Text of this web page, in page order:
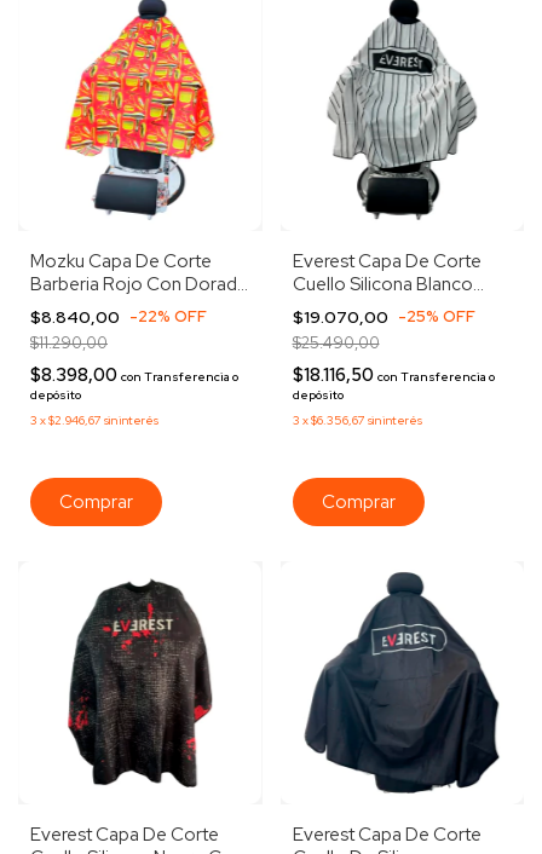
Mozku Capa De Corte
Barberia Rojo Con Dorado
Peluqueria Barberia Rojo
Con Dorado Rojo
$8.840,00 -22% OFF
$11.290,00
$8.398,00 con Transferencia o
depósito
3 x$2.946,67 sin interés
Everest Capa De Corte
Cuello Silicona Blanco
Rayas Negras Blanco
Rayas Negras Blanco
$19.070,00 -25% OFF
$25.490,00
$18.116,50 con Transferencia o
depósito
3 x$6.356,67 sin interés
Everest Capa De Corte
Everest Capa De Corte